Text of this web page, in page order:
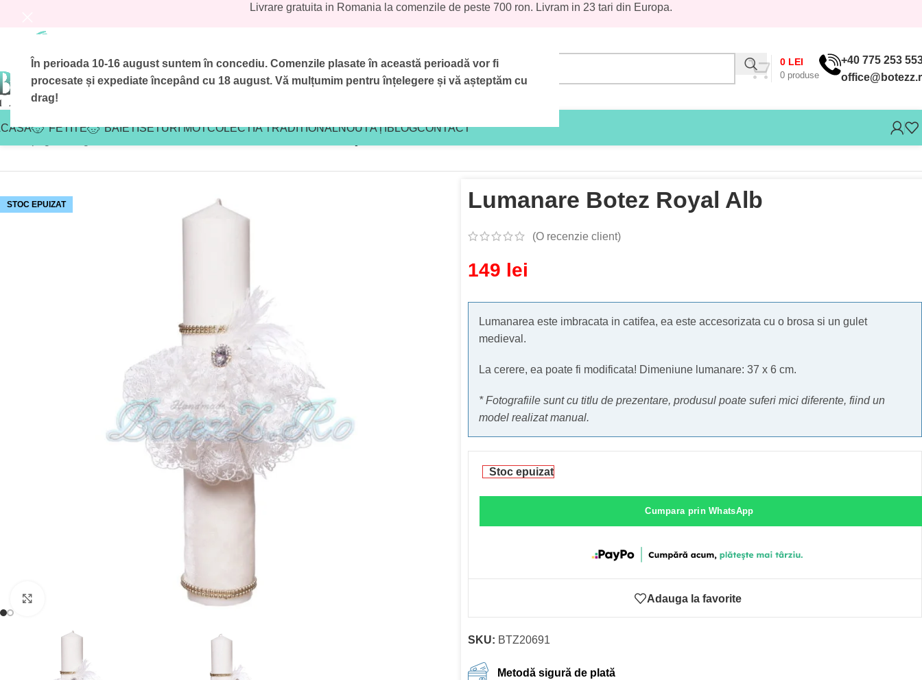
În perioada 10-16 august suntem în concediu. Comenzile plasate în această perioadă vor fi
procesate și expediate începând cu 18 august. Vă mulțumim pentru înțelegere și vă așteptăm cu
drag!
Livrare gratuita in Romania la comenzile de peste 700 ron. Livram in 23 tari din Europa.
0 produse
0 LEI
+40 775 253
FETITE BAIETISETURI MOTCOLECTIA TRADITIONALNOUTĂȚIBLOGCONTACT
STOC EPUIZAT Lumanare Botez Royal Alb
(O recenzie client)
149 lei
Lumanarea este imbracata in catifea, ea este accesorizata cu o brosa si un gulet
medieval.
La cerere, ea poate fi modificata! Dimeniune lumanare: 37 x 6 cm.
* Fotografiile sunt cu titlu de prezentare, produsul poate suferi mici diferente, fiind un
model realizat manual.
Stoc epuizat
Cumpara prin WhatsApp
Adauga la favorite
SKU: BTZ20691
Metodă sigură de plată